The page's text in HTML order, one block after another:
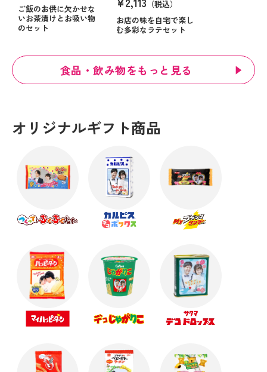
ご飯のお供に欠かせな
いお茶漬けとお吸い物
のセット
（税込）
お店の味を自宅で楽し
む多彩なラテセット
食品・飲み物をもっと見る
オリジナルギフト商品